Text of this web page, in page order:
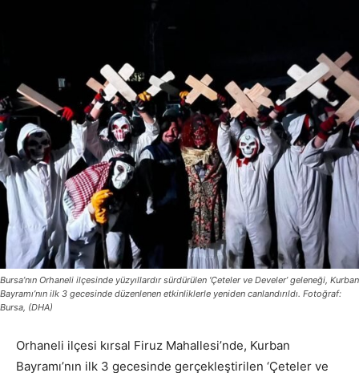
Bursa’nın Orhaneli ilçesinde yüzyıllardır sürdürülen ‘Çeteler ve Develer’ geleneği, Kurban
Bayramı’nın ilk 3 gecesinde düzenlenen etkinliklerle yeniden canlandırıldı. Fotoğraf:
Bursa, (DHA)
Orhaneli ilçesi kırsal Firuz Mahallesi’nde, Kurban
Bayramı’nın ilk 3 gecesinde gerçekleştirilen ‘Çeteler ve